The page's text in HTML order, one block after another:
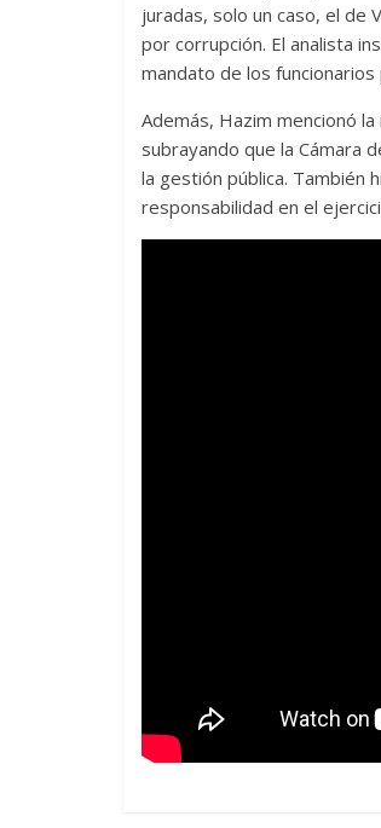
juradas, solo un caso, el de
por corrupción. El analista
mandato de los
Además, Hazim mencionó
subrayando que la Cámara
la gestión pública. También
responsabilidad en el